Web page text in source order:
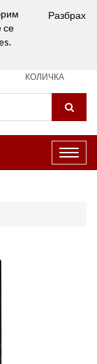
Разбрах
се
КОЛИЧКА
на